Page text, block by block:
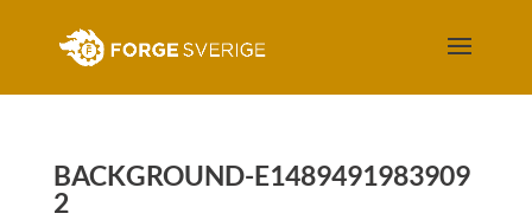
BACKGROUND-E1489491983909
2